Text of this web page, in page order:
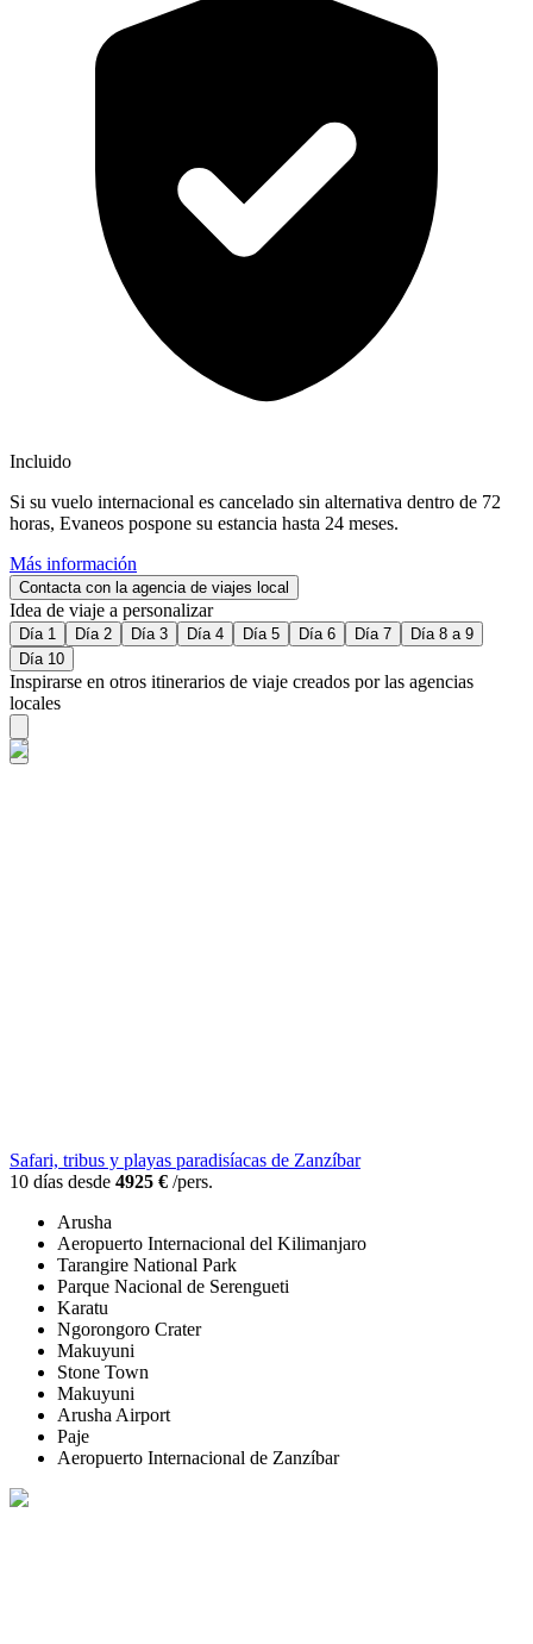
Incluido
Si su vuelo internacional es cancelado sin alternativa dentro de 72
horas, Evaneos pospone su estancia hasta 24 meses.
Más información
Contacta con la agencia de viajes local
Idea de viaje a personalizar
Día 1 Día 2 Día 3 Día 4 Día 5 Día 6 Día 7
Día 8 a 9
Día 10
Inspirarse en otros itinerarios de viaje creados por las agencias
locales
Safari, tribus y playas paradisíacas de Zanzíbar
10 días desde 4925 € /pers.
Arusha
Aeropuerto Internacional del Kilimanjaro
Tarangire National Park
Parque Nacional de Serengueti
Karatu
Ngorongoro Crater
Makuyuni
Stone Town
Makuyuni
Arusha Airport
Paje
Aeropuerto Internacional de Zanzíbar